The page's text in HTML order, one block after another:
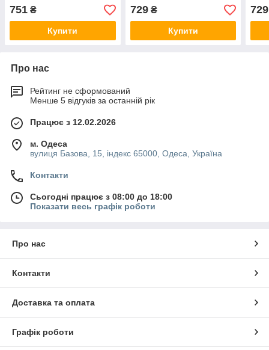
751 ₴
Купити
729₴
Купити
729
Про нас
Рейтинг не сформований
Менше 5 відгуків за останній рік
Працює з 12.02.2026
м. Одеса
вулиця Базова, 15, індекс 65000, Одеса, Україна
Контакти
Сьогодні працює з 08:00 до 18:00
Показати весь графік роботи
Про нас
Контакти
Доставка та оплата
Графік роботи